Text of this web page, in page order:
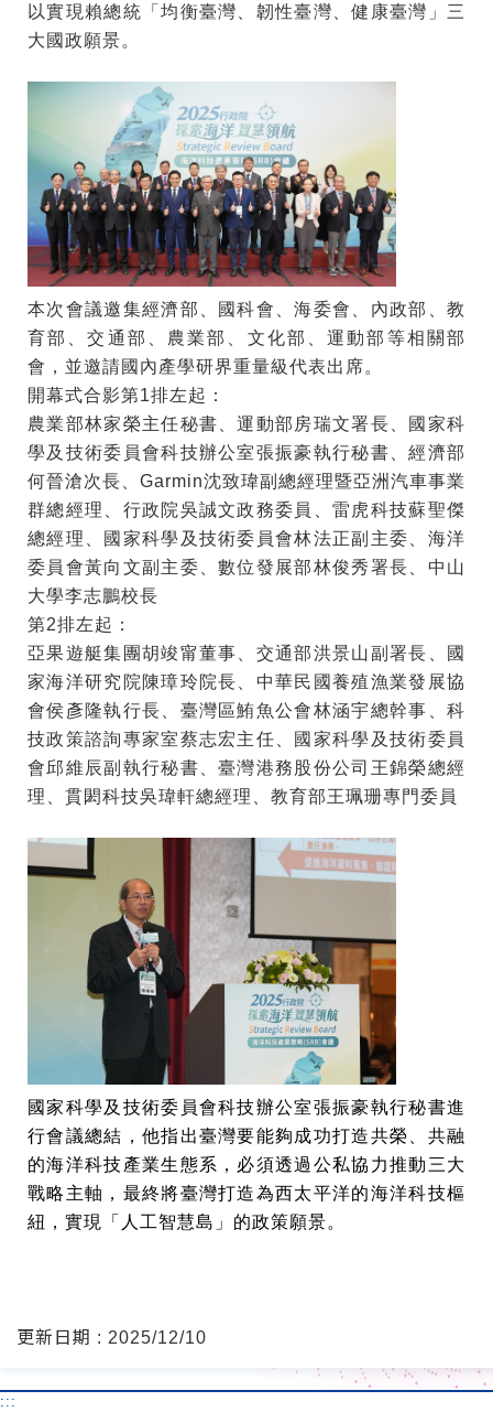
以實現賴總統「均衡臺灣、韌性臺灣、健康臺灣」三
大國政願景。
本次會議邀集經濟部、國科會、海委會、內政部、教
育部、交通部、農業部、文化部、運動部等相關部
會，並邀請國內產學研界重量級代表出席。
開幕式合影第1排左起：
農業部林家榮主任秘書、運動部房瑞文署長、國家科
學及技術委員會科技辦公室張振豪執行秘書、經濟部
何晉滄次長、Garmin沈致瑋副總經理暨亞洲汽車事業
群總經理、行政院吳誠文政務委員、雷虎科技蘇聖傑
總經理、國家科學及技術委員會林法正副主委、海洋
委員會黃向文副主委、數位發展部林俊秀署長、中山
大學李志鵬校長
第2排左起：
亞果遊艇集團胡竣甯董事、交通部洪景山副署長、國
家海洋研究院陳璋玲院長、中華民國養殖漁業發展協
會侯彥隆執行長、臺灣區鮪魚公會林涵宇總幹事、科
技政策諮詢專家室蔡志宏主任、國家科學及技術委員
會邱維辰副執行秘書、臺灣港務股份公司王錦榮總經
理、貫閎科技吳瑋軒總經理、教育部王珮珊專門委員
國家科學及技術委員會科技辦公室張振豪執行秘書進
行會議總結，他指出臺灣要能夠成功打造共榮、共融
的海洋科技產業生態系，必須透過公私協力推動三大
戰略主軸，最終將臺灣打造為西太平洋的海洋科技樞
紐，實現「人工智慧島」的政策願景。
更新日期 : 2025/12/10
:::